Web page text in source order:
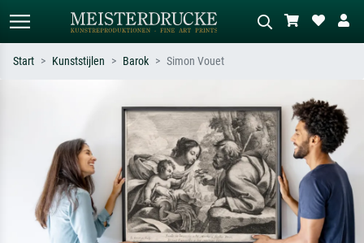
Zoek op kunstenaar, titel of stijl – bijv.
Monet, Sterrennacht, impressionisme,
Hokusai-golf, naakt.
Beschrijf de scène – bijv. groene
weide, abstract met veel rood, donker
olieverfschilderij, staand naakt naast
een boom.
Start Kunststijlen Barok Simon Vouet